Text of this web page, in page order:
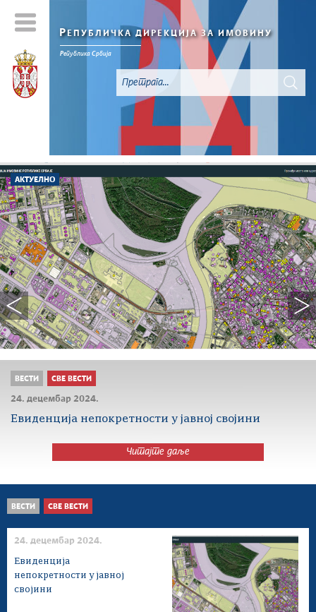
РЕПУБЛИЧКА ДИРЕКЦИЈА ЗА ИМОВИНУ
Република Србија
АКТУЕЛНО
ВЕСТИ СВЕ ВЕСТИ
24. децембар 2024.
Евиденција непокретности у јавној својини
Читајте даље
ВЕСТИ СВЕ ВЕСТИ
24. децембар 2024.
Евиденција
непокретности у јавној
својини